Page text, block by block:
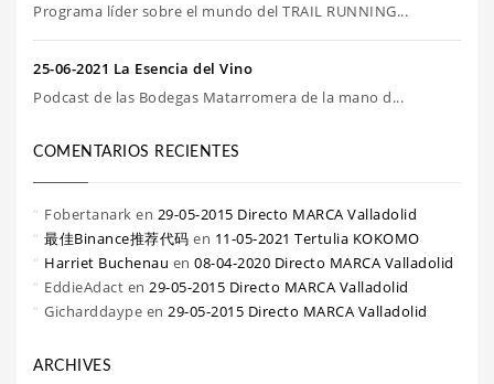
Programa líder sobre el mundo del TRAIL RUNNING...
25-06-2021 La Esencia del Vino
Podcast de las Bodegas Matarromera de la mano d...
COMENTARIOS RECIENTES
Fobertanark en 29-05-2015 Directo MARCA Valladolid
最佳Binance推荐代码 en 11-05-2021 Tertulia KOKOMO
Harriet Buchenau en 08-04-2020 Directo MARCA Valladolid
EddieAdact en 29-05-2015 Directo MARCA Valladolid
Gicharddaype en 29-05-2015 Directo MARCA Valladolid
ARCHIVES